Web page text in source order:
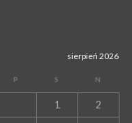
sierpień 2026
P S N
1 2